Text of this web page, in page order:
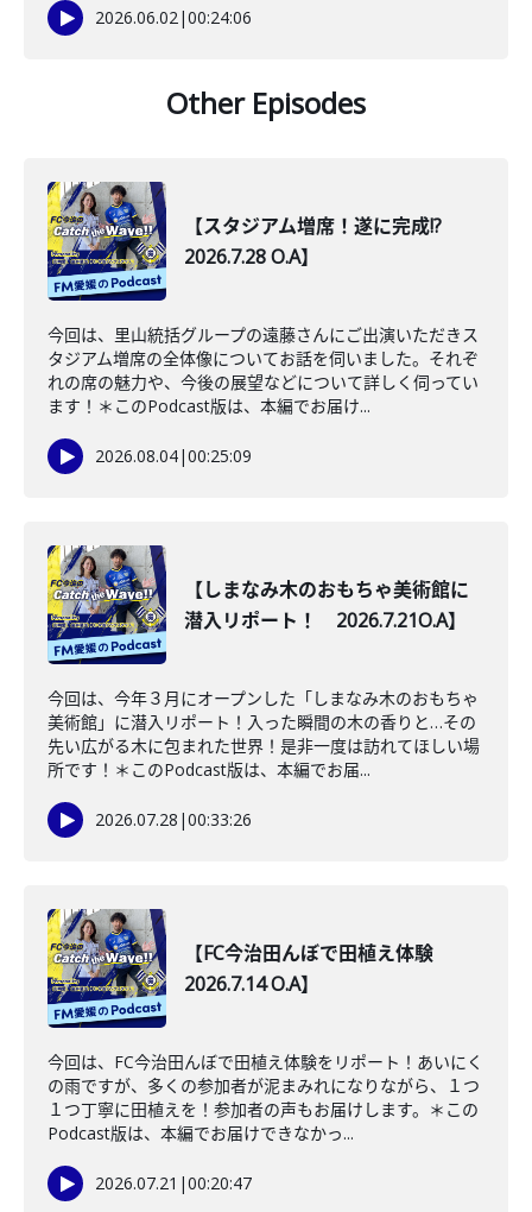
2026.06.02|00:24:06
Other Episodes
【スタジアム増席！遂に完成!?
2026.7.28 O.A】
今回は、里山統括グループの遠藤さんにご出演いただきス
タジアム増席の全体像についてお話を伺いました。それぞ
れの席の魅力や、今後の展望などについて詳しく伺ってい
ます！＊このPodcast版は、本編でお届け...
2026.08.04|00:25:09
【しまなみ木のおもちゃ美術館に
潜入リポート！ 2026.7.21O.A】
今回は、今年３月にオープンした「しまなみ木のおもちゃ
美術館」に潜入リポート！入った瞬間の木の香りと…その
先い広がる木に包まれた世界！是非一度は訪れてほしい場
所です！＊このPodcast版は、本編でお届...
2026.07.28 |00:33:26
【FC今治田んぼで田植え体験
2026.7.14 O.A】
今回は、FC今治田んぼで田植え体験をリポート！あいにく
の雨ですが、多くの参加者が泥まみれになりながら、１つ
１つ丁寧に田植えを！参加者の声もお届けします。＊この
Podcast版は、本編でお届けできなかっ...
2026.07.21 |00:20:47